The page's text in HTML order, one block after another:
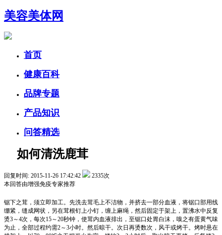
美容美体网
首页
健康百科
品牌专题
产品知识
问答精选
如何清洗鹿茸
回复时间: 2015-11-26 17:42:42
2335次
本回答由增强免疫专家推荐
锯下之茸，须立即加工。先洗去茸毛上不洁物，并挤去一部分血液，将锯口部用线
绷紧，缝成网状，另在茸根钉上小钉，缠上麻绳，然后固定于架上，置沸水中反复
烫3～4次，每次15～20秒钟，使茸内血液排出，至锯口处胃白沫，嗅之有蛋黄气味
为止，全部过程约需2～3小时。然后晾干。次日再烫数次，风干或烤干。烤时悬在